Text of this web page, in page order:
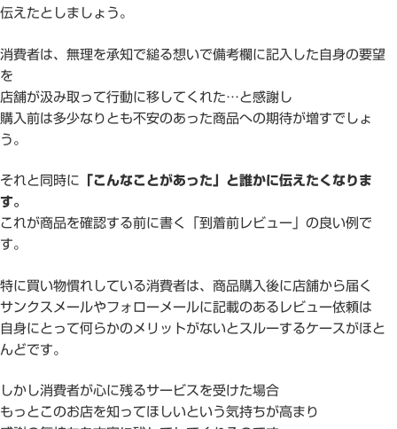
伝えたとしましょう。
消費者は、無理を承知で縋る想いで備考欄に記入した自身の要望
を
店舗が汲み取って行動に移してくれた…と感謝し
購入前は多少なりとも不安のあった商品への期待が増すでしょ
う。
それと同時に 「こんなことがあった」と誰かに伝えたくなりま
す。
これが商品を確認する前に書く「到着前レビュー」の良い例で
す。
特に買い物慣れしている消費者は、商品購入後に店舗から届く
サンクスメールやフォローメールに記載のあるレビュー依頼は
自身にとって何らかのメリットがないとスルーするケースがほと
んどです。
しかし消費者が心に残るサービスを受けた場合
もっとこのお店を知ってほしいという気持ちが高まり